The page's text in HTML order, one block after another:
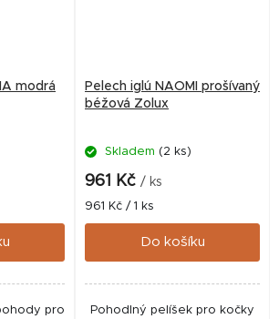
modrá
pro
Pelech iglú NAOMI prošívaný
béžová Zolux
Skladem (2 ks)
961 Kč / ks
Měrná
cena:
961 Kč / 1 ks
Do košíku
Pohodlný pelíšek pro kočky